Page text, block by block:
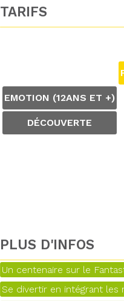
TARIFS
EMOTION (12ANS ET +)
DÉCOUVERTE
PLUS D'INFOS
Un centenaire sur le
Se divertir en intégrant les